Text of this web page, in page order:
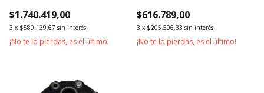
$1.740.419,00
3 x $580.139,67 sin interés
¡No te lo pierdas, es el último!
$616.789,00
3 x $205.596,33 sin interés
¡No te lo pierdas, es el último!